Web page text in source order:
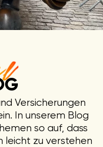
Versicherungen
In unserem Blog
so auf, dass
leicht zu verstehen